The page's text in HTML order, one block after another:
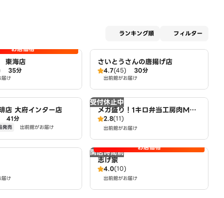
ランキング順 フィルター
お店価格
東海店
35分
届け
さいとうさんの唐揚げ店
4.7(45) 30分
出前館がお届け
店 大府インター店
41分
発売 出前館がお届け
受付休止中
メガ盛り！1キロ弁当工房肉MA
X！大盛りからあげお弁当 名和
町店
2.8(11)
出前館がお届け
届け
開店時間前 お店価格
志げ家
4.0(10)
出前館がお届け